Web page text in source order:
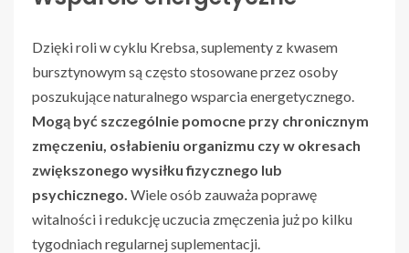
Dzięki roli w cyklu Krebsa, suplementy z kwasem
bursztynowym są często stosowane przez osoby
poszukujące naturalnego wsparcia energetycznego.
Mogą być szczególnie pomocne przy chronicznym
zmęczeniu, osłabieniu organizmu czy w okresach
zwiększonego wysiłku fizycznego lub
psychicznego. Wiele osób zauważa poprawę
witalności i redukcję uczucia zmęczenia już po kilku
tygodniach regularnej suplementacji.